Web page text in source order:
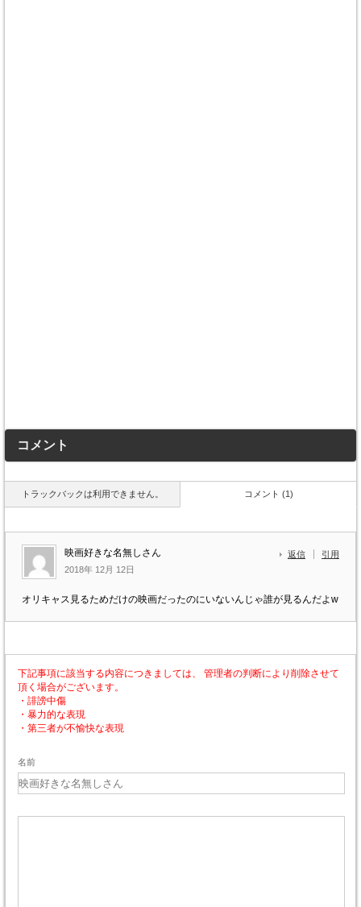
コメント
トラックバックは利用できません。 コメント (1)
映画好きな名無しさん
2018年 12月 12日
返信 引用
オリキャス見るためだけの映画だったのにいないんじゃ誰が見るんだよw
下記事項に該当する内容につきましては、 管理者の判断により削除させて
頂く場合がございます。
・誹謗中傷
・暴力的な表現
・第三者が不愉快な表現
名前